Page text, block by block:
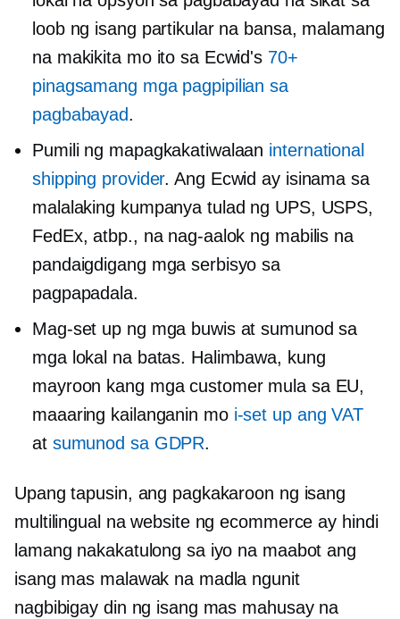
loob ng isang partikular na bansa, malamang
na makikita mo ito sa Ecwid's 70+
pinagsamang mga pagpipilian sa
pagbabayad.
Pumili ng mapagkakatiwalaan international
shipping provider. Ang Ecwid ay isinama sa
malalaking kumpanya tulad ng UPS, USPS,
FedEx, atbp., na nag-aalok ng mabilis na
pandaigdigang mga serbisyo sa
pagpapadala.
Mag-set up ng mga buwis at sumunod sa
mga lokal na batas. Halimbawa, kung
mayroon kang mga customer mula sa EU,
maaaring kailanganin mo i-set up ang VAT
at sumunod sa GDPR.
Upang tapusin, ang pagkakaroon ng isang
multilingual na website ng ecommerce ay hindi
lamang nakakatulong sa iyo na maabot ang
isang mas malawak na madla ngunit
nagbibigay din ng isang mas mahusay na